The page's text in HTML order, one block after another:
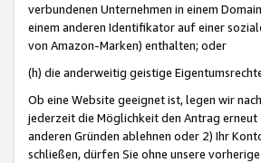
verbundenen Unternehmen in einem
einem anderen Identifikator auf einer
von Amazon-Marken) enthalten; oder
(h) die anderweitig geistige
Ob eine Website geeignet ist, legen wir
jederzeit die Möglichkeit den Antrag
anderen Gründen ablehnen oder 2) Ihr
schließen, dürfen Sie ohne unsere